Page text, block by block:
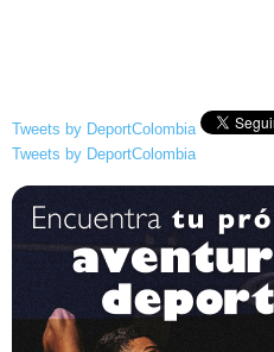
Tweets by DeportColombia
Tweets by DeportColombia